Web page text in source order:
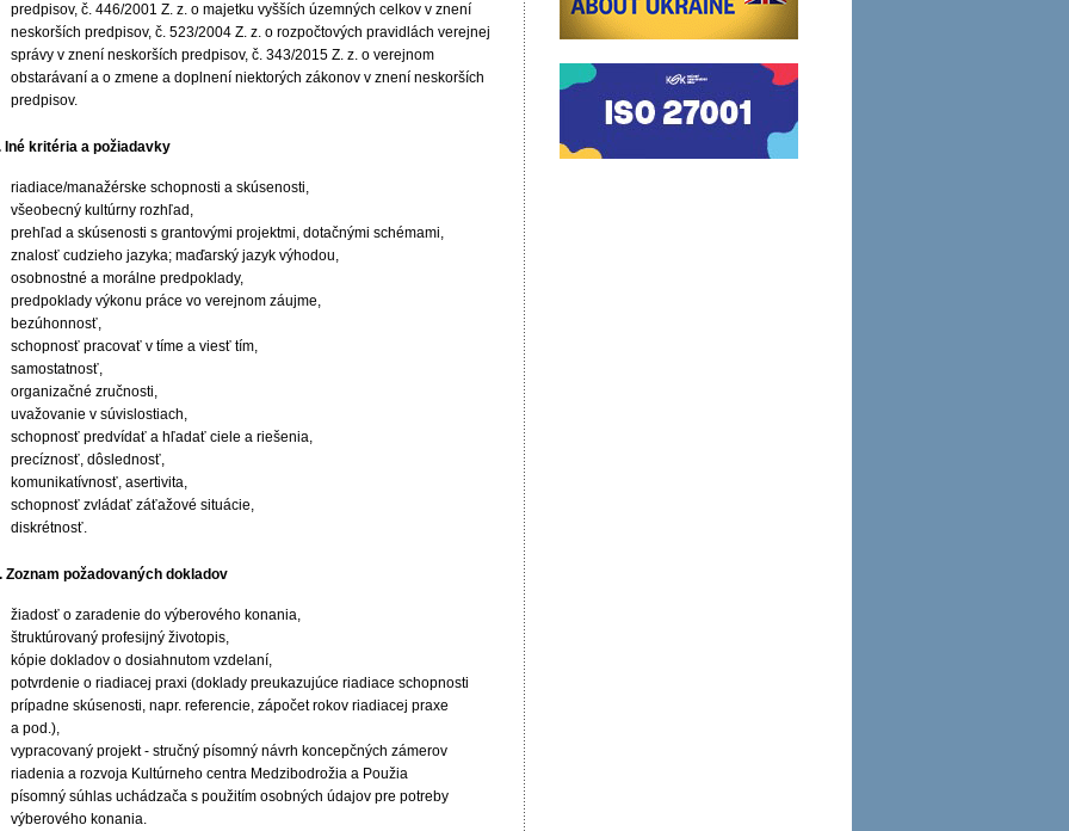
predpisov, č. 446/2001 Z. z. o majetku vyšších územných celkov v znení
neskorších predpisov, č. 523/2004 Z. z. o rozpočtových pravidlách verejnej
správy v znení neskorších predpisov, č. 343/2015 Z. z. o verejnom
obstarávaní a o zmene a doplnení niektorých zákonov v znení neskorších
predpisov.
Iné kritéria a požiadavky
riadiace/manažérske schopnosti a skúsenosti,
všeobecný kultúrny rozhľad,
prehľad a skúsenosti s grantovými projektmi, dotačnými schémami,
znalosť cudzieho jazyka; maďarský jazyk výhodou,
osobnostné a morálne predpoklady,
predpoklady výkonu práce vo verejnom záujme,
bezúhonnosť,
schopnosť pracovať v tíme a viesť tím,
samostatnosť,
organizačné zručnosti,
uvažovanie v súvislostiach,
schopnosť predvídať a hľadať ciele a riešenia,
precíznosť, dôslednosť,
komunikatívnosť, asertivita,
schopnosť zvládať záťažové situácie,
diskrétnosť.
Zoznam požadovaných dokladov
žiadosť o zaradenie do výberového konania,
štruktúrovaný profesijný životopis,
kópie dokladov o dosiahnutom vzdelaní,
potvrdenie o riadiacej praxi (doklady preukazujúce riadiace schopnosti
prípadne skúsenosti, napr. referencie, zápočet rokov riadiacej praxe
a pod.),
vypracovaný projekt - stručný písomný návrh koncepčných zámerov
riadenia a rozvoja Kultúrneho centra Medzibodrožia a Použia
písomný súhlas uchádzača s použitím osobných údajov pre potreby
výberového konania.